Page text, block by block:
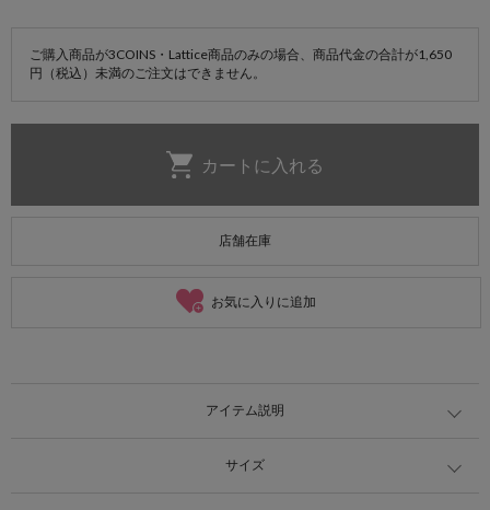
ご購入商品が3COINS・Lattice商品のみの場合、商品代金の合計が1,650
円（税込）未満のご注文はできません。
店舗在庫
お気に入りに追加
アイテム説明
サイズ